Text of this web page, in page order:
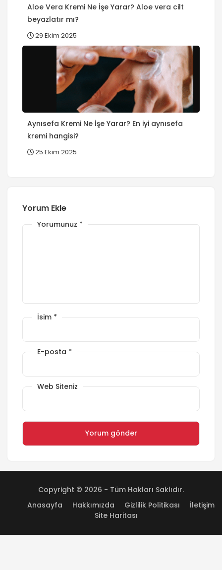
Aloe Vera Kremi Ne İşe Yarar? Aloe vera cilt
beyazlatır mı?
29 Ekim 2025
Aynısefa Kremi Ne İşe Yarar? En iyi aynısefa
kremi hangisi?
25 Ekim 2025
Yorum Ekle
Yorumunuz *
İsim *
E-posta *
Web Siteniz
Copyright © 2026 - Tüm Hakları Saklıdır.
Anasayfa
Hakkımızda Gizlilik Politikası
İletişim
Site Haritası